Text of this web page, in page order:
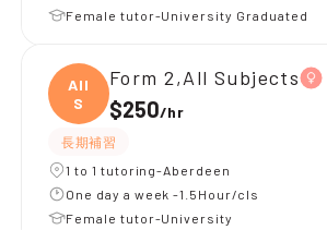
Female tutor-University Graduated
All
S
Form 2,All Subjects
$250/hr
長期補習
1 to 1 tutoring-Aberdeen
One day a week -1.5Hour/cls
Female tutor-University